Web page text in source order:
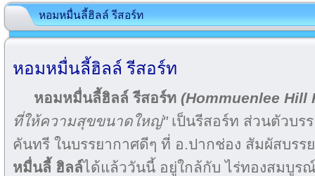
หอมหมื่นลี้ฮิลล์ รีสอร์ท
หอมหมื่นลี้ฮิลล์ รีสอร์ท
หอมหมื่นลี้ฮิลล์ รีสอร์ท (Hommuenlee Hill
ที่ให้ความสุขขนาดใหญ่"เป็นรีสอร์ท ส่วนตัวบร
คันทรี ในบรรยากาศดีๆ ที่ อ.ปากช่อง สัมผัสบร
หมื่นลี้ ฮิลล์ได้แล้ววันนี้ อยู่ใกล้กับ ไร่ทองสมบูรณ์